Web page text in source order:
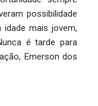
possibilidade
mais jovem,
é tarde para
Emerson dos